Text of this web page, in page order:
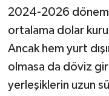
2024-2026
ortalama dolar kuru
Ancak hem yurt
olmasa da döviz
yerleşiklerin uzun